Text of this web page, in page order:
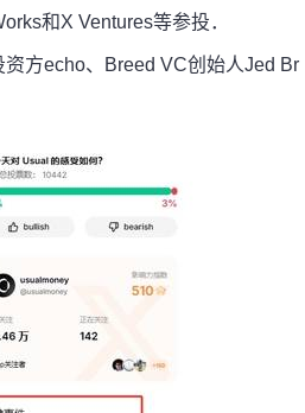
和X Ventures等参投．
方echo、Breed VC创始人Jed Br